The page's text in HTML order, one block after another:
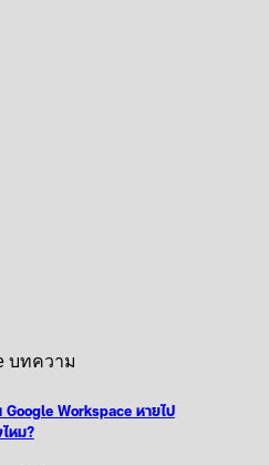
บทความ
Workspace หายไป
หม?